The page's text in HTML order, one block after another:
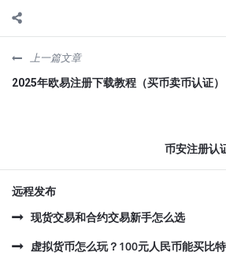
上一篇文章
2025年欧易注册下载教程（买币卖币认证）
币安注册认
远程发布
现货交易和合约交易新手怎么选
虚拟货币怎么玩？100元人民币能买比